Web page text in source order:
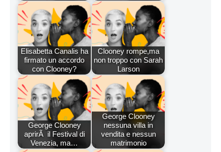
Elisabetta Canalis ha
firmato un accordo
con Clooney?
Clooney rompe,ma
non troppo con Sarah
Larson
George Clooney
aprirÃ il Festival di
Venezia, ma…
George Clooney
nessuna villa in
vendita e nessun
matrimonio